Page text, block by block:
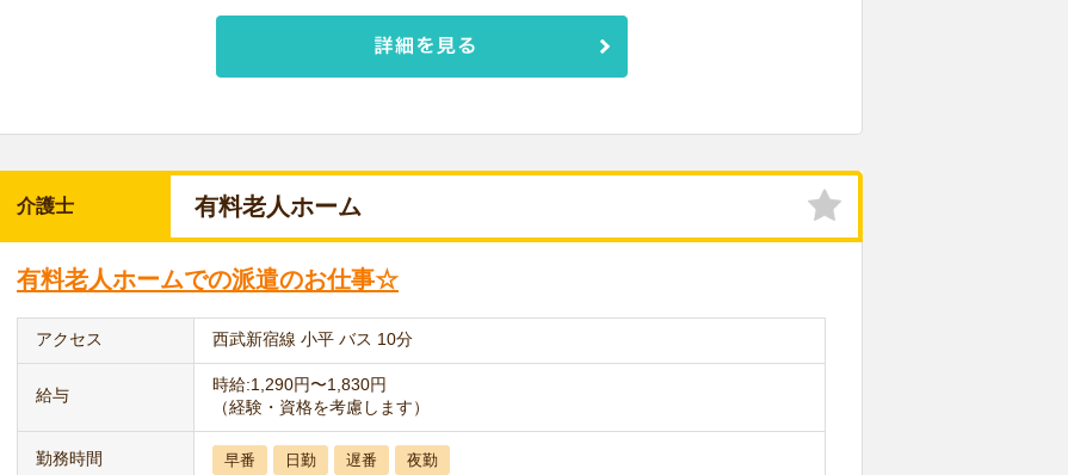
介護士 有料老人ホーム
有料老人ホームでの派遣のお仕事☆
アクセス 西武新宿線 小平 バス 10分
給与
時給:1,290円〜1,830円
（経験・資格を考慮します）
勤務時間 早番 日勤 遅番 夜勤